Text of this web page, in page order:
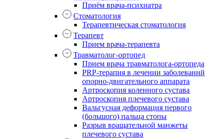
Приём врача-психиатра
Стоматология
Терапевтическая стоматология
Терапевт
Прием врача-терапевта
Травматолог-ортопед
Прием врача травматолога-ортопеда
PRP-терапия в лечении заболеваний
опорно-двигательного аппарата
Артроскопия коленного сустава
Артроскопия плечевого сустава
Вальгусная деформация первого
(большого) пальца стопы
Разрыв вращательной манжеты
плечевого сустава